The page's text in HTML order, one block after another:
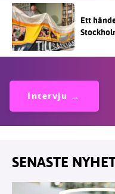
Ett
Intervju
SENASTE